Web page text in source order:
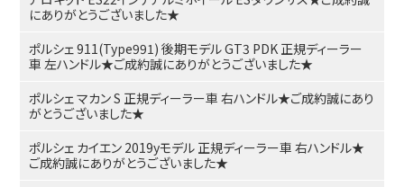
にありがとうございました★
ポルシェ 911(Type991) 後期モデル GT3 PDK 正規ディーラー
車 左ハンドル★ご成約誠にありがとうございました★
ポルシェ マカン S 正規ディーラー車 右ハンドル★ご成約誠にあり
がとうございました★
ポルシェ カイエン 2019yモデル 正規ディーラー車 右ハンドル★
ご成約誠にありがとうございました★